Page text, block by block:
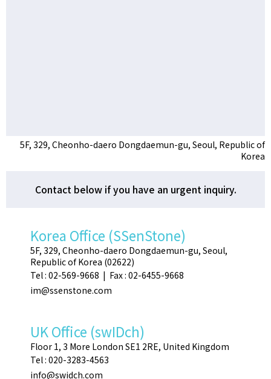
5F, 329, Cheonho-daero Dongdaemun-gu, Seoul, Republic of
Korea
Contact below if you have an urgent inquiry.
Korea Office (SSenStone)
5F, 329, Cheonho-daero Dongdaemun-gu, Seoul,
Republic of Korea (02622)
Tel : 02-569-9668 | Fax : 02-6455-9668
im@ssenstone.com
UK Office (swIDch)
Floor 1, 3 More London SE1 2RE, United Kingdom
Tel : 020-3283-4563
info@swidch.com